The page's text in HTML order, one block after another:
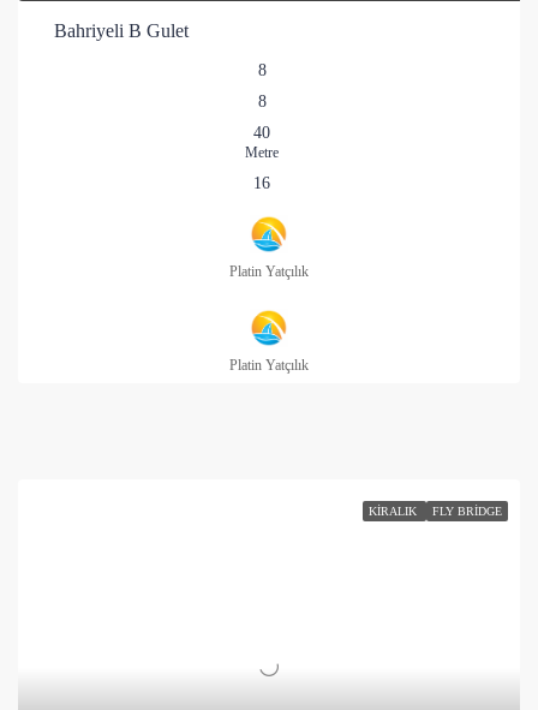
Bahriyeli B Gulet
8
8
40
Metre
16
Platin Yatçılık
Platin Yatçılık
KIRALIK FLY BRIDGE